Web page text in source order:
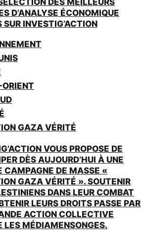
D’ANALYSE ÉCONOMIQUE
SUR INVESTIG’ACTION
GAZA VÉRITÉ
VOUS PROPOSE DE
DÈS AUJOURD’HUI À UNE
CAMPAGNE DE MASSE «
GAZA VÉRITÉ ». SOUTENIR
DANS LEUR COMBAT
LEURS DROITS PASSE PAR
ACTION COLLECTIVE
LES MÉDIAMENSONGES.